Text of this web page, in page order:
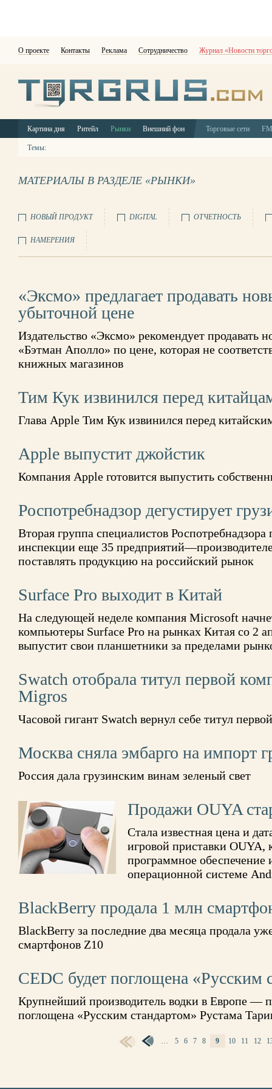
О проекте Контакты Реклама Сотрудничество Журнал «Новости
Картина дня Ритейл Рынки Внешний фон Торговые сети
Темы:
МАТЕРИАЛЫ В РАЗДЕЛЕ «РЫНКИ»
НОВЫЙ ПРОДУКТ DIGITAL ОТЧЕТНОСТЬ
НАМЕРЕНИЯ
«Эксмо» предлагает продавать
убыточной цене
Издательство «Эксмо» рекомендует продавать
«Бэтман Аполло» по цене, которая не
книжных магазинов
Тим Кук извинился перед
Глава Apple Тим Кук извинился перед
Apple выпустит джойстик
Компания Apple готовится выпустить
Роспотребнадзор дегустирует
Вторая группа специалистов
инспекции еще 35
поставлять продукцию на российский рынок
Surface Pro выходит в Китай
На следующей неделе компания Microsoft
компьютеры Surface Pro на рынках Китая со 2
выпустит свои планшетники за пределами
Swatch отобрала титул первой
Migros
Часовой гигант Swatch вернул себе титул
Москва сняла эмбарго на импорт
Россия дала грузинским винам зеленый свет
Продажи OUYA
Стала известная цена и
игровой приставки OUYA,
программное обеспечение
операционной системе
BlackBerry продала 1 млн
BlackBerry за последние два месяца продала
смартфонов Z10
CEDC будет поглощена «Русским
Крупнейший производитель водки в Европе —
поглощена «Русским стандартом» Рустама
… 5 6 7 8 9 10 11 12